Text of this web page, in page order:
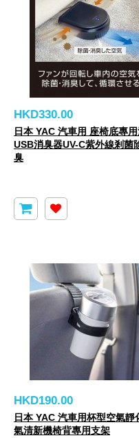
HKD330.00
日本 YAC 汽車用 座椅底專
USB消臭器UV-C紫外線剎菌
臭
HKD190.00
日本 YAC 汽車用杯型空氣靜
氣清新機椅背專用支架